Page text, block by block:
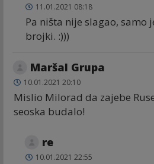
11.01.2021 08:18
Pa ništa nije slagao, samo
brojki. :)))
Maršal Grupa
10.01.2021 20:10
Mislio Milorad da zajebe
seoska budalo!
re
10.01.2021 22:55